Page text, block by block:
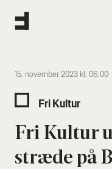
15. november 2023 kl. 06:00
Fri Kul­tur
Fri Kul­tur
stræ­de på